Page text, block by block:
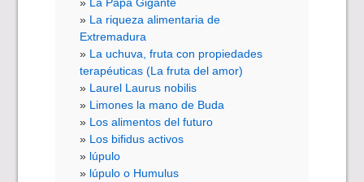
La Papa Gigante
La riqueza alimentaria de
Extremadura
La uchuva, fruta con propiedades
terapéuticas (La fruta del amor)
Laurel Laurus nobilis
Limones la mano de Buda
Los alimentos del futuro
Los bifidus activos
lúpulo
lúpulo o Humulus